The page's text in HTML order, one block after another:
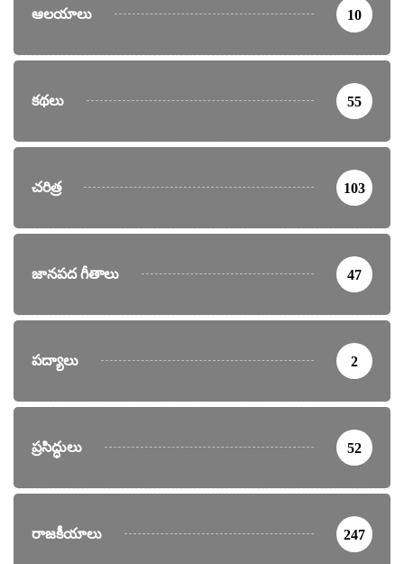
ఆలయాలు 10
కథలు 55
చరిత్ర 103
జానపద గీతాలు 47
పద్యాలు 2
ప్రసిద్ధులు 52
రాజకీయాలు 247